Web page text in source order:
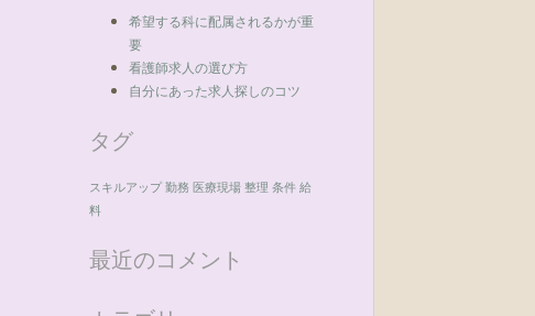
希望する科に配属されるかが重
要
看護師求人の選び方
自分にあった求人探しのコツ
タグ
スキルアップ 勤務 医療現場 整理 条件 給
料
最近のコメント